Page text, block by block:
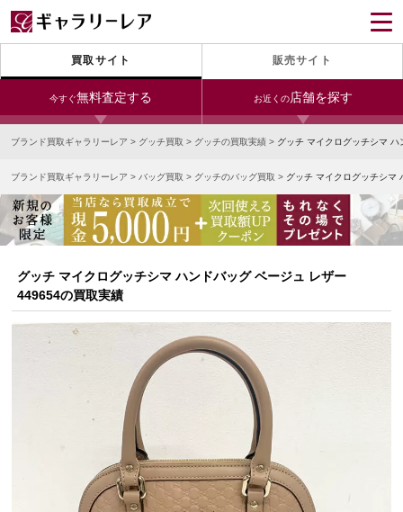
買取サイト 販売サイト
今すぐ無料査定する お近くの店舗を探す
24時間受付（対応時間10:00～19:00）
宅配買取を申し込む
無料の宅配キットをお届けします
今すぐ電話査定
受付時間 10:00～19:00
銀座本店 青山表参道店 新宿東口店
小田急新宿店 LAB東京 名古屋大須店
なんば店
中野ブロードウェイ
宅配買取を申し込む
無料の宅配キットをお届けします
ブランド買取ギャラリーレア > グッチ買取 > グッチの買取実績 > グッチ マイクログッチシマ
ブランド買取ギャラリーレア > バッグ買取 > グッチのバッグ買取 > グッチ マイクログッチシマ
グッチ マイクログッチシマ ハンドバッグ ベージュ レザー
449654の買取実績